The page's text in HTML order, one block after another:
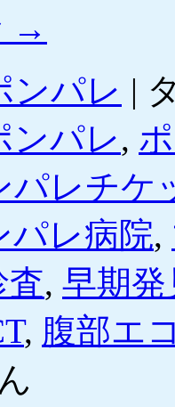
→
ンパレ |
ンパレ,
パレチケ
パレ病院,
査, 早期発
, 腹部エ